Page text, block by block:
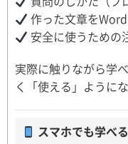
作った文章を
安全に使うための
実際に触りながら学
く「使える」ように
スマホでも学べる